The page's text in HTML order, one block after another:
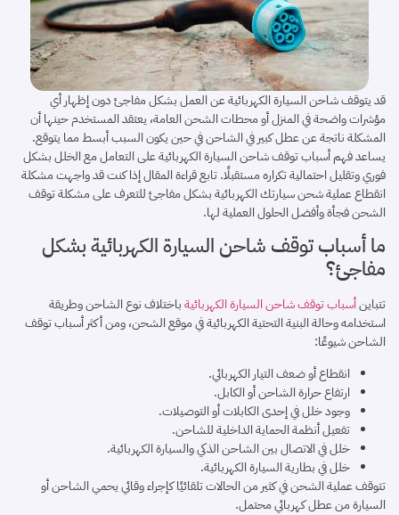
قد يتوقف شاحن السيارة الكهربائية عن العمل بشكل مفاجئ دون إظهار أي
مؤشرات واضحة في المنزل أو محطات الشحن العامة، يعتقد المستخدم حينها أن
المشكلة ناتجة عن عطل كبير في الشاحن في حين يكون السبب أبسط مما يتوقع.
يساعد فهم أسباب توقف شاحن السيارة الكهربائية على التعامل مع الخلل بشكل
فوري وتقليل احتمالية تكراره مستقبلًا. تابع قراءة المقال إذا كنت قد واجهت مشكلة
انقطاع عملية شحن سيارتك الكهربائية بشكل مفاجئ للتعرف على مشكلة توقف
الشحن فجأة وأفضل الحلول العملية لها.
ما أسباب توقف شاحن السيارة الكهربائية بشكل
مفاجئ؟
تتباينأسباب توقف شاحن السيارة الكهربائيةباختلاف نوع الشاحن وطريقة
استخدامه وحالة البنية التحتية الكهربائية في موقع الشحن، ومن أكثر أسباب توقف
الشاحن شيوعًا:
انقطاع أو ضعف التيار الكهربائي.
ارتفاع حرارة الشاحن أو الكابل.
وجود خلل في إحدى الكابلات أو التوصيلات.
تفعيل أنظمة الحماية الداخلية للشاحن.
خلل في الاتصال بين الشاحن الذكي والسيارة الكهربائية.
خلل في بطارية السيارة الكهربائية.
تتوقف عملية الشحن في كثير من الحالات تلقائيًا كإجراء وقائي يحمي الشاحن أو
السيارة من عطل كهربائي محتمل.